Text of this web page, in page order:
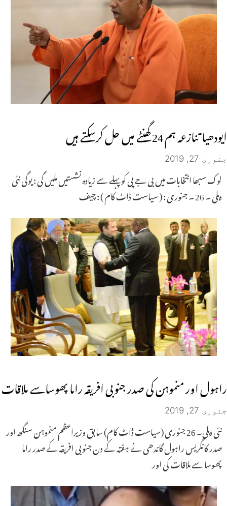
ایودھیا تنازعہ ہم 24 گھنٹے میں حل کرسکتے ہیں
جنوری 27, 2019
لوک سبھا انتخابات میں بی جے پی کو پہلے سے زیادہ نشستیں ملیں گی : یوگی نئی
دہلی ۔ 26 ۔ جنوری : ( سیاست ڈاٹ کام ) : چیف
راہول اور منموہن کی صدر جنوبی افریقہ راما پھوساسے ملاقات
جنوری 27, 2019
نئی دہلی۔ 26 جنوری (سیاست ڈاٹ کام) سابق وزیراعظم منموہن سنگھ اور
صدر کانگریس راہول گاندھی نے ہفتہ کے دن جنوبی افریقہ کے صدر راما
پھوسا سے ملاقات کی اور